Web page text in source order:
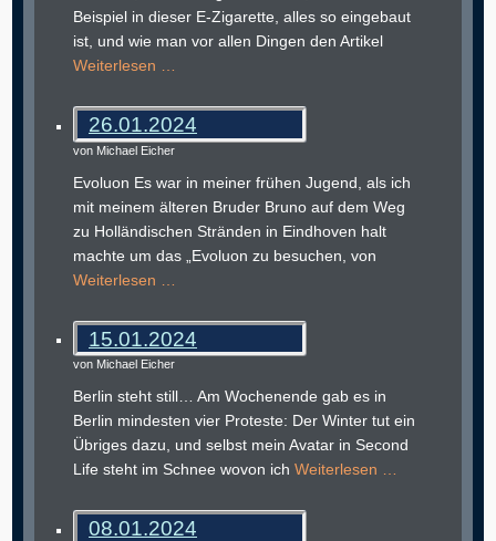
Beispiel in dieser E-Zigarette, alles so eingebaut
ist, und wie man vor allen Dingen den Artikel
Weiterlesen …
26.01.2024
von Michael Eicher
Evoluon Es war in meiner frühen Jugend, als ich
mit meinem älteren Bruder Bruno auf dem Weg
zu Holländischen Stränden in Eindhoven halt
machte um das „Evoluon zu besuchen, von
Weiterlesen …
15.01.2024
von Michael Eicher
Berlin steht still… Am Wochenende gab es in
Berlin mindesten vier Proteste: Der Winter tut ein
Übriges dazu, und selbst mein Avatar in Second
Life steht im Schnee wovon ichWeiterlesen …
08.01.2024